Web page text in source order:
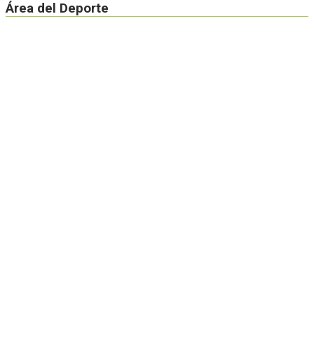
Área del Deporte